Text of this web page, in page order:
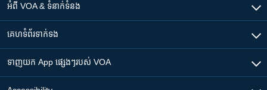
អំពី​ VOA & ទំនាក់ទំនង
គេហទំព័រ​​ទាក់ទង
ទាញយក​ App ផ្សេងៗ​របស់​ VOA